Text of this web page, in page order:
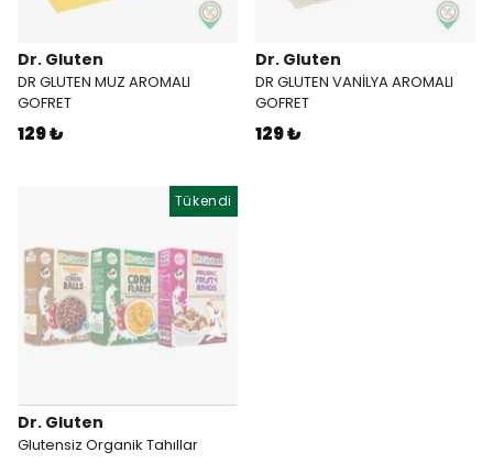
Dr. Gluten
DR GLUTEN MUZ AROMALI
GOFRET
129 ₺
Dr. Gluten
DR GLUTEN VANİLYA AROMALI
GOFRET
129 ₺
Tükendi
Dr. Gluten
Glutensiz Organik Tahıllar